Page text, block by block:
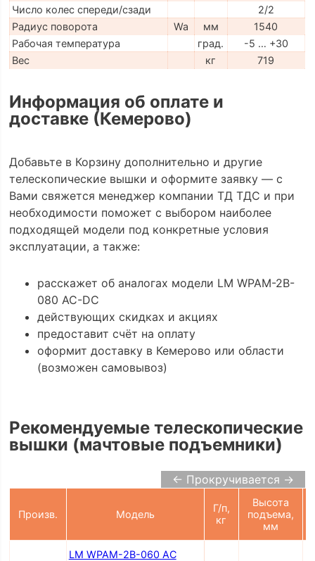
Число колес спереди/сзади
2/2
Радиус поворота
Wa мм
1540
Рабочая температура
град.
-5 … +30
Вес
кг 719
Информация об оплате и
доставке (Кемерово)
Добавьте в Корзину дополнительно и другие
телескопические вышки и оформите заявку — с
Вами свяжется менеджер компании ТД ТДС и при
необходимости поможет с выбором наиболее
подходящей модели под конкретные условия
эксплуатации, а также:
расскажет об аналогах модели LM WPAM-2B-
080 AC-DC
действующих скидках и акциях
предоставит счёт на оплату
оформит доставку в Кемерово или области
(возможен самовывоз)
Рекомендуемые телескопические
вышки (мачтовые подъемники)
← Прокручивается →
Произв. Модель
Г/п,
кг
Высота
подъема,
мм
LM WPAM-2B-060 AC